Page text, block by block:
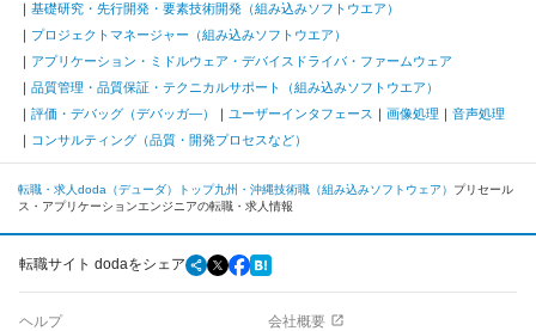
基礎研究・先行開発・要素技術開発（組み込みソフトウエア）
プロジェクトマネージャー（組み込みソフトウエア）
アプリケーション・ミドルウェア・デバイスドライバ・ファームウェア
品質管理・品質保証・テクニカルサポート（組み込みソフトウエア）
評価・デバッグ（デバッガ―）
ユーザーインタフェース 画像処理
音声処理
コンサルティング（品質・開発プロセスなど）
転職・求人doda（デューダ）トップ九州・沖縄技術職（組み込みソフトウェア） プリセール
ス・アプリケーションエンジニアの転職・求人情報
転職サイト dodaをシェア
ヘルプ
会社概要